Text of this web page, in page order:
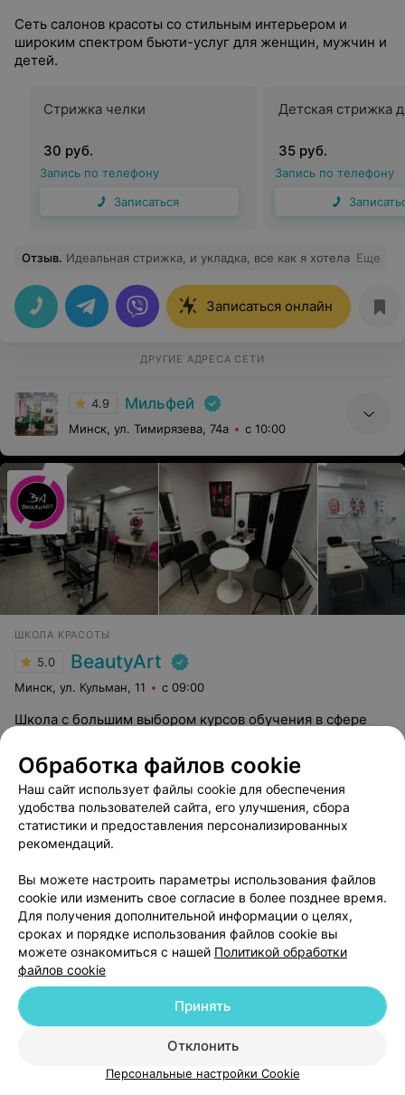
Сеть салонов красоты со стильным интерьером и
широким спектром бьюти-услуг для женщин, мужчин и
детей.
Стрижка челки
30 руб.
Запись по телефону
Записаться
Детская стрижка
35 руб.
Запись по телефону
Отзыв. Идеальная стрижка, и укладка, все как я хотела Еще
Записаться онлайн
ДРУГИЕ АДРЕСА СЕТИ
4.9 Мильфей
Минск, ул. Тимирязева, 74а с 10:00
ШКОЛА КРАСОТЫ
5.0 BeautyArt
Минск, ул. Кульман, 11 с 09:00
Школа с большим выбором курсов обучения в сфере
квалификации для мастеров.
Детская стрижка (девочки,
стажер)
8 руб.
Детская стрижка
мастер)
Отзыв . Посетили BeautyArt - парикмахерский зал
втроём (мама и дочки) и остались довольны!
Благодарим мастера Ольгу за чуткое внимание к
каждой моделе и ученицу Ингу за индивидуальный
подход!
Записаться
Обработка файлов cookie
Наш сайт использует файлы cookie для обеспечения
удобства пользователей сайта, его улучшения, сбора
статистики и предоставления персонализированных
рекомендаций.
Вы можете настроить параметры использования файлов
cookie или изменить свое согласие в более позднее время.
Для получения дополнительной информации о целях,
сроках и порядке использования файлов cookie вы
можете ознакомиться с нашей Политикой обработки
файлов cookie
Отклонить
Принять
Персональные настройки Cookie